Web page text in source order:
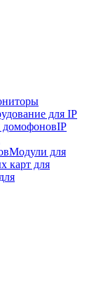
для IP
IP
Модули для
карт для